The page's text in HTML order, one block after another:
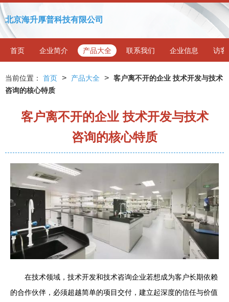
北京海升厚普科技有限公司
首页 企业简介 产品大全 联系我们 企业信息 访客
当前位置： 首页 > 产品大全 > 客户离不开的企业 技术开发与技术
咨询的核心特质
客户离不开的企业 技术开发与技术
咨询的核心特质
在技术领域，技术开发和技术咨询企业若想成为客户长期依赖
的合作伙伴，必须超越简单的项目交付，建立起深度的信任与价值